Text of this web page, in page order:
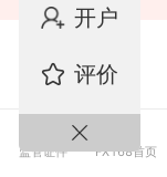
开户
评价
监管证件 FX168首页